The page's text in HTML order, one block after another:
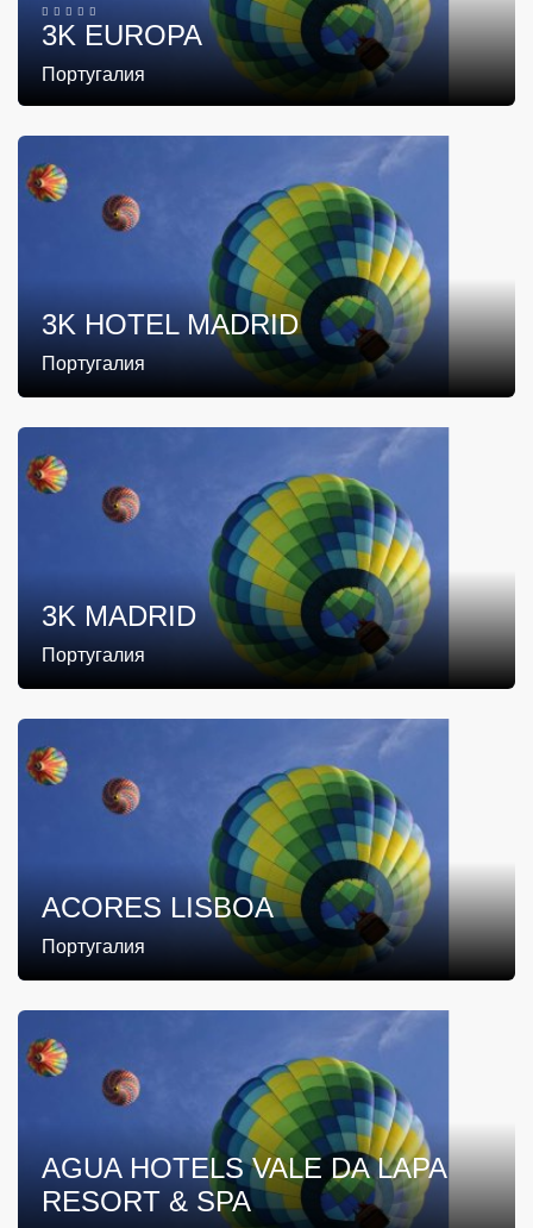
3K EUROPA
Португалия
3K HOTEL MADRID
Португалия
3K MADRID
Португалия
ACORES LISBOA
Португалия
AGUA HOTELS VALE DA LAPA
RESORT & SPA